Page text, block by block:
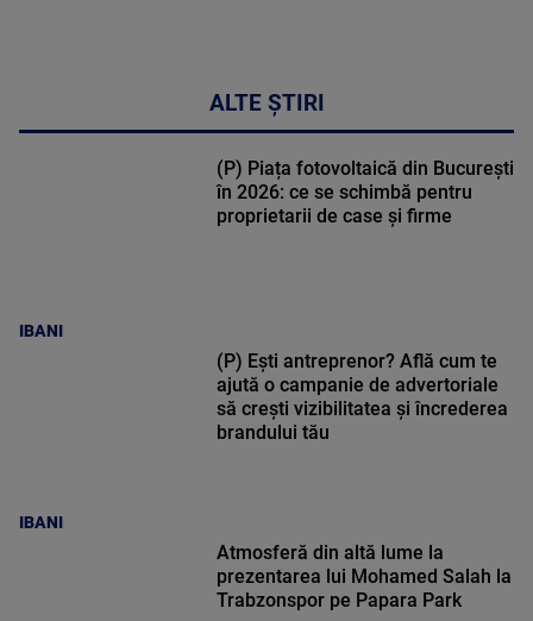
ALTE ȘTIRI
IBANI
(P) Piața fotovoltaică din București
în 2026: ce se schimbă pentru
proprietarii de case și firme
IBANI
(P) Ești antreprenor? Află cum te
ajută o campanie de advertoriale
să crești vizibilitatea și încrederea
brandului tău
Atmosferă din altă lume la
prezentarea lui Mohamed Salah la
Trabzonspor pe Papara Park